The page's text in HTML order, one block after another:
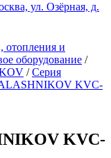
ул. Озёрная, д.
отопления и
оборудование /
/ Серия
KVС-
KVС-